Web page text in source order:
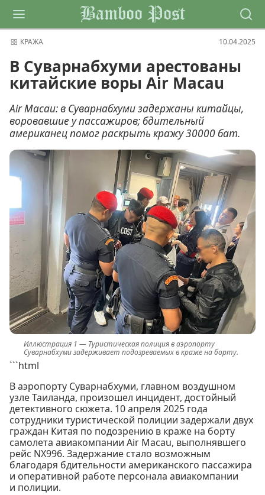
Bamboo Post
КРАЖА 10.04.2025
В Суварнабхуми арестованы
китайские воры Air Macau
Air Macau: в Суварнабхуми задержаны китайцы,
воровавшие у пассажиров; бдительный
американец помог раскрыть кражу 30000 бат.
Туристическая полиция в аэропорту
Суварнабхуми задерживает подозреваемых в краже на борту.
```html
В аэропорту Суварнабхуми, главном воздушном
узле Таиланда, произошел инцидент, достойный
детективного сюжета. 10 апреля 2025 года
сотрудники туристической полиции задержали двух
граждан Китая по подозрению в краже на борту
самолета авиакомпании Air Macau, выполнявшего
рейс NX996. Задержание стало возможным
благодаря бдительности американского пассажира
и оперативной работе персонала авиакомпании
и полиции.